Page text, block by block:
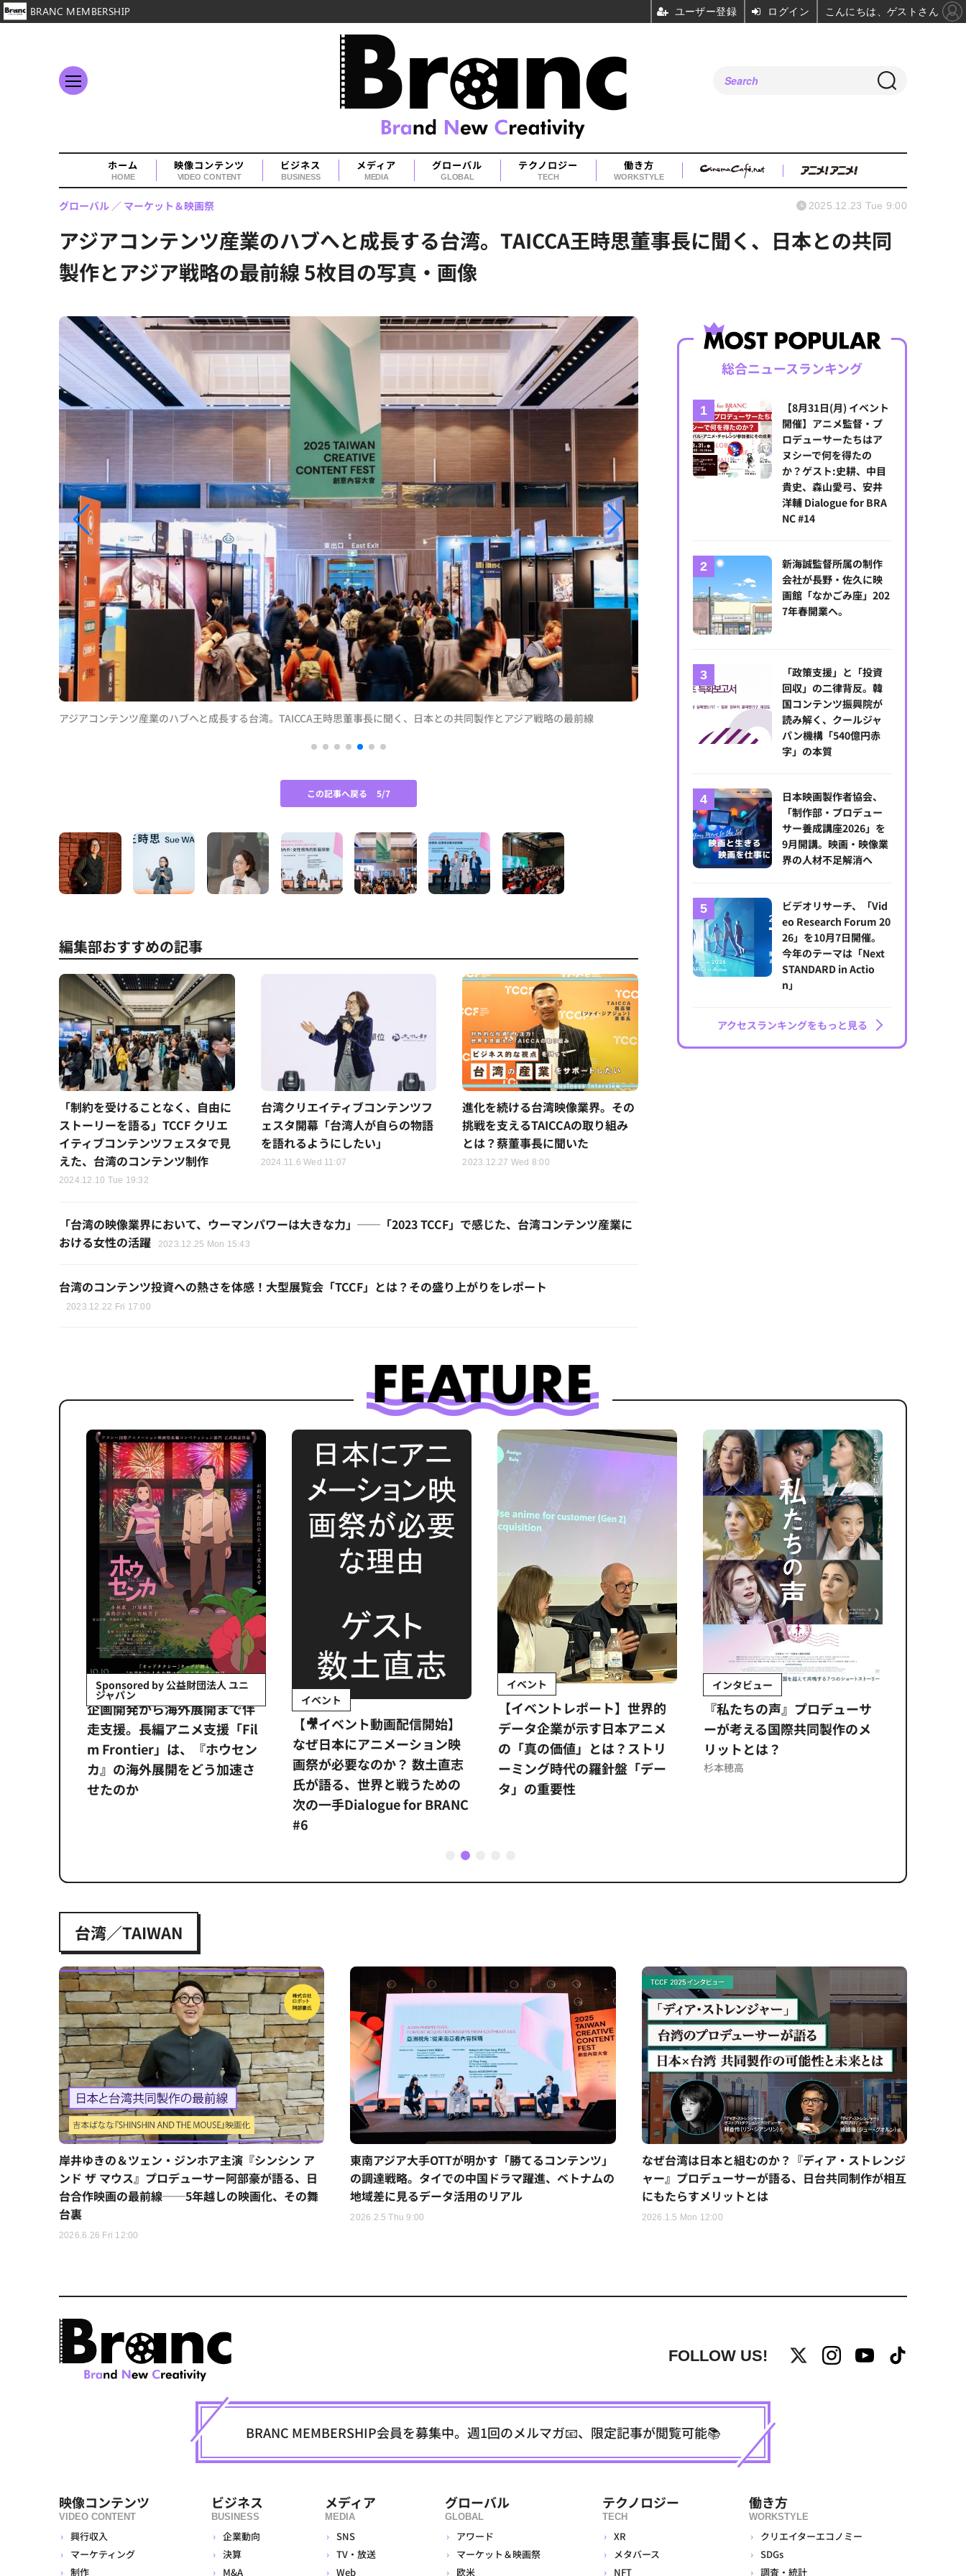
ホーム
HOME
映像コンテンツ
VIDEO CONTENT
ビジネス
BUSINESS
メディア
MEDIA
グローバル
GLOBAL
テクノロジー
TECH
働き方
WORKSTYLE
アジアコンテンツ産業のハブへと成長する台湾。TAICCA王時思董事長に聞く、日本との共同
製作とアジア戦略の最前線 5枚目の写真・画像
グローバル マーケット＆映画祭 2025.12.23 Tue 9:00
アジアコンテンツ産業のハブへと成長する台湾。TAICCA王時思董事長に聞く、日本との共同製作とアジア戦略の最前線 アジアコンテンツ産業のハブへと成長する台湾。TAICCA王時思董事長
この記事へ戻る 5/7
編集部おすすめの記事
「制約を受けることなく、自由に
ストーリーを語る」TCCF クリエ
イティブコンテンツフェスタで見
えた、台湾のコンテンツ制作
2024.12.10 Tue 19:32
台湾クリエイティブコンテンツフ
ェスタ開幕「台湾人が自らの物語
を語れるようにしたい」
2024.11.6 Wed 11:07
進化を続ける台湾映像業界。その
挑戦を支えるTAICCAの取り組み
とは？蔡董事長に聞いた
2023.12.27 Wed 8:00
「台湾の映像業界において、ウーマンパワーは大きな力」──「2023 TCCF」で感じた、台湾コンテンツ産業に
おける女性の活躍
2023.12.25 Mon 15:43
台湾のコンテンツ投資への熱さを体感！大型展覧会「TCCF」とは？その盛り上がりをレポート
2023.12.22 Fri 17:00
総合ニュースランキング
【8月31日(月) イベント
開催】アニメ監督・プ
ロデューサーたちはア
ヌシーで何を得たの
か？ゲスト:史耕、中目
貴史、森山愛弓、安井
洋輔 Dialogue for BRA
NC #14
新海誠監督所属の制作
会社が長野・佐久に映
画館「なかごみ座」202
7年春開業へ。
「政策支援」と「投資
回収」の二律背反。韓
国コンテンツ振興院が
読み解く、クールジャ
パン機構「540億円赤
字」の本質
日本映画製作者協会、
「制作部・プロデュー
サー養成講座2026」を
9月開講。映画・映像業
界の人材不足解消へ
ビデオリサーチ、「Vid
eo Research Forum 20
26」を10月7日開催。
今年のテーマは「Next
STANDARD in Actio
n」
アクセスランキングをもっと見る
Sponsored by 公益財団法人 ユニ
ジャパン
企画開発から海外展開まで伴
走支援。長編アニメ支援「Fil
m Frontier」は、『ホウセン
カ』の海外展開をどう加速さ
せたのか
イベント
【🎥イベント動画配信開始】
なぜ日本にアニメーション映
画祭が必要なのか？ 数土直志
氏が語る、世界と戦うための
次の一手Dialogue for BRANC
#6
イベント
【イベントレポート】世界的
データ企業が示す日本アニメ
の「真の価値」とは？ストリ
ーミング時代の羅針盤「デー
タ」の重要性
インタビュー
『私たちの声』プロデューサ
ーが考える国際共同製作のメ
リットとは？
杉本穂高
1 2
台湾／TAIWAN
岸井ゆきの＆ツェン・ジンホア主演『シンシン ア
ンド ザ マウス』プロデューサー阿部豪が語る、日
台合作映画の最前線──5年越しの映画化、その舞
台裏
2026.6.26 Fri 12:00
東南アジア大手OTTが明かす「勝てるコンテンツ」
の調達戦略。タイでの中国ドラマ躍進、ベトナムの
地域差に見るデータ活用のリアル
2026.2.5 Thu 9:00
なぜ台湾は日本と組むのか？『ディア・ストレンジ
ャー』プロデューサーが語る、日台共同制作が相互
にもたらすメリットとは
2026.1.5 Mon 12:00
FOLLOW US!
BRANC MEMBERSHIP会員を募集中。週1回のメルマガ📧、限定記事が閲覧可能📚
映像コンテンツ
VIDEO CONTENT
興行収入
マーケティング
制作
ビジネス
BUSINESS
企業動向
決算
M&A
メディア
MEDIA
SNS
TV・放送
Web
グローバル
GLOBAL
アワード
マーケット＆映画祭
欧米
テクノロジー
TECH
XR
メタバース
NFT
働き方
WORKSTYLE
クリエイターエコノミー
SDGs
調査・統計
BRANC MEMBERSHIP ユーザー登録 ログイン こんにちは、ゲストさん